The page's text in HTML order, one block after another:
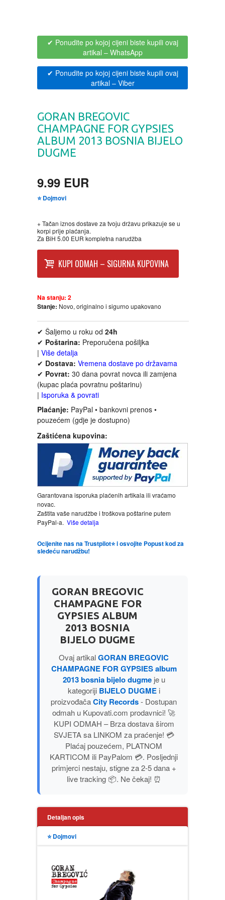
DRAMA
DUH I TELO
EDUKATIVNI
EROTSKI
FANTASTIKA
HOROR
INTERNET I RAČUNARI
ISTORIJSKI
KLASICI
KNJIGE ZA DECU
KOMEDIJA
KRIMINALISTIČKI
KUVARI
LJUBAVNI
MITOLOGIJA
MUZIKA
NAUČNA FANTASTIKA
NAUKA
POPULARNA PSIHOLOGIJA
PRIČE
PUTOPISI
STRIP
TEORIJE ZAVERE
TINEJDŽ
TRILERI
UMETNOST
100% PRIRODNO
✔ Ponudite po kojoj cijeni biste kupili ovaj
artikal – WhatsApp
✔ Ponudite po kojoj cijeni biste kupili ovaj
artikal– Viber
GORAN BREGOVIC
CHAMPAGNE FOR GYPSIES
ALBUM 2013 BOSNIA BIJELO
DUGME
9.99 EUR
⭐ Dojmovi
+ Tačan iznos dostave za tvoju državu prikazuje se u
korpi prije plaćanja.
Za BiH 5.00 EUR kompletna narudžba
KUPI ODMAH – SIGURNA KUPOVINA
Na stanju: 2
Stanje: Novo, originalno i sigurno upakovano
✔ Šaljemo u roku od 24h
✔ Poštarina: Preporučena pošiljka
| Više detalja
✔ Dostava: Vremena dostave po državama
✔ Povrat: 30 dana povrat novca ili zamjena
(kupac plaća povratnu poštarinu)
| Isporuka & povrati
Plaćanje: PayPal • bankovni prenos •
pouzećem (gdje je dostupno)
Zaštićena kupovina:
Garantovana isporuka plaćenih artikala ili vraćamo
novac.
Zaštita vaše narudžbe i troškova poštarine putem
PayPal-a. Više detalja
Ocijenite nas na Trustpilot⭐ i osvojite Popust kod za
sledeću narudžbu!
GORAN BREGOVIC
CHAMPAGNE FOR
GYPSIES ALBUM
2013 BOSNIA
BIJELO DUGME
Ovaj artikalGORAN BREGOVIC
CHAMPAGNE FOR GYPSIES album
2013 bosnia bijelo dugmeje u
kategoriji BIJELO DUGMEi
proizvođačaCity Records- Dostupan
odmah u Kupovati.com prodavnici! 🚀
KUPI ODMAH – Brza dostava širom
SVJETA sa LINKOM za praćenje! 💳
Plaćaj pouzećem, PLATNOM
KARTICOM ili PayPalom 💳. Posljednji
primjerci nestaju, stigne za 2-5 dana +
live tracking 📦. Ne čekaj! ⏰
Detaljan opis
⭐ Dojmovi